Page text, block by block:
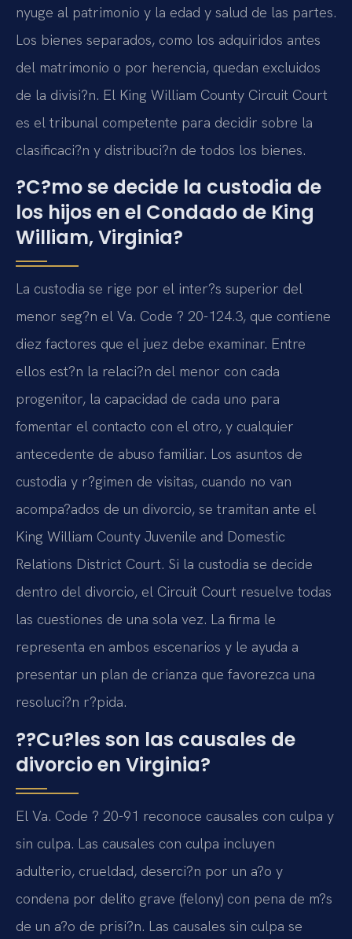
nyuge al patrimonio y la edad y salud de las partes.
Los bienes separados, como los adquiridos antes
del matrimonio o por herencia, quedan excluidos
de la divisi?n. El King William County Circuit Court
es el tribunal competente para decidir sobre la
clasificaci?n y distribuci?n de todos los bienes.
?C?mo se decide la custodia de
los hijos en el Condado de King
William, Virginia?
La custodia se rige por el inter?s superior del
menor seg?n el Va. Code ? 20-124.3, que contiene
diez factores que el juez debe examinar. Entre
ellos est?n la relaci?n del menor con cada
progenitor, la capacidad de cada uno para
fomentar el contacto con el otro, y cualquier
antecedente de abuso familiar. Los asuntos de
custodia y r?gimen de visitas, cuando no van
acompa?ados de un divorcio, se tramitan ante el
King William County Juvenile and Domestic
Relations District Court. Si la custodia se decide
dentro del divorcio, el Circuit Court resuelve todas
las cuestiones de una sola vez. La firma le
representa en ambos escenarios y le ayuda a
presentar un plan de crianza que favorezca una
resoluci?n r?pida.
??Cu?les son las causales de
divorcio en Virginia?
El Va. Code ? 20-91 reconoce causales con culpa y
sin culpa. Las causales con culpa incluyen
adulterio, crueldad, deserci?n por un a?o y
condena por delito grave (felony) con pena de m?s
de un a?o de prisi?n. Las causales sin culpa se